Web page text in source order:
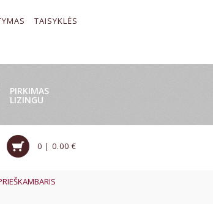
TAISYKLĖS
PIRKIMAS
LIZINGU
0 | 0.00 €